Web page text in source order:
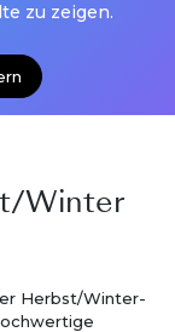
zu zeigen.
Winter
Herbst/Winter-